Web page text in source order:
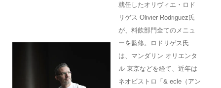
就任したオリヴィエ・ロド
リゲス Olivier Rodriguez氏
が、料飲部門全てのメニュ
ーを監修。ロドリゲス氏
は、マンダリン オリエンタ
ル 東京などを経て、近年は
ネオビストロ「& ecle（アン